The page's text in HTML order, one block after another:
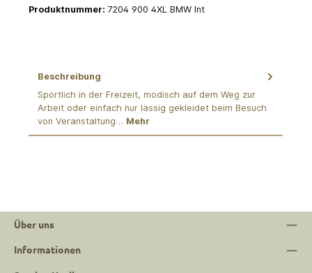
Produktnummer: 7204 900 4XL BMW Int
Beschreibung
Sportlich in der Freizeit, modisch auf dem Weg zur
Arbeit oder einfach nur lässig gekleidet beim Besuch
von Veranstaltung… Mehr
Über uns
Informationen